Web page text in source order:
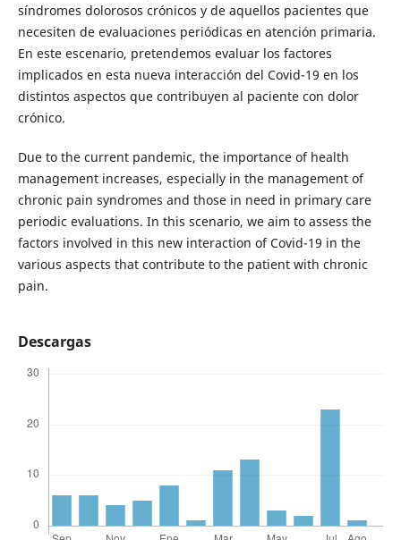
síndromes dolorosos crónicos y de aquellos pacientes que
necesiten de evaluaciones periódicas en atención primaria.
En este escenario, pretendemos evaluar los factores
implicados en esta nueva interacción del Covid-19 en los
distintos aspectos que contribuyen al paciente con dolor
crónico.
Due to the current pandemic, the importance of health
management increases, especially in the management of
chronic pain syndromes and those in need in primary care
periodic evaluations. In this scenario, we aim to assess the
factors involved in this new interaction of Covid-19 in the
various aspects that contribute to the patient with chronic
pain.
Descargas